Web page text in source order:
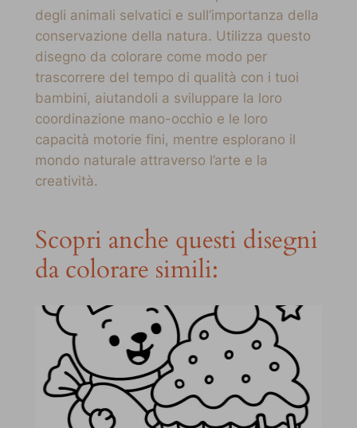
degli animali selvatici e sull’importanza della
conservazione della natura. Utilizza questo
disegno da colorare come modo per
trascorrere del tempo di qualità con i tuoi
bambini, aiutandoli a sviluppare la loro
coordinazione mano-occhio e le loro
capacità motorie fini, mentre esplorano il
mondo naturale attraverso l’arte e la
creatività.
Scopri anche questi disegni
da colorare simili: